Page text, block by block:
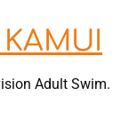
Adult Swim.